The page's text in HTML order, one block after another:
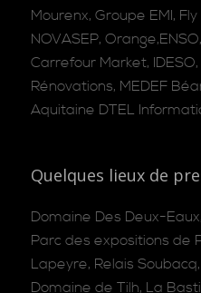
Mourenx, Groupe EMI,
NOVASEP,
Carrefour Market,
Rénovations, MEDEF
Aquitaine DTEL
Quelques lieux de
Domaine Des Deux-
Parc des expositions de
Lapeyre, Relais
Domaine de Tilh, La